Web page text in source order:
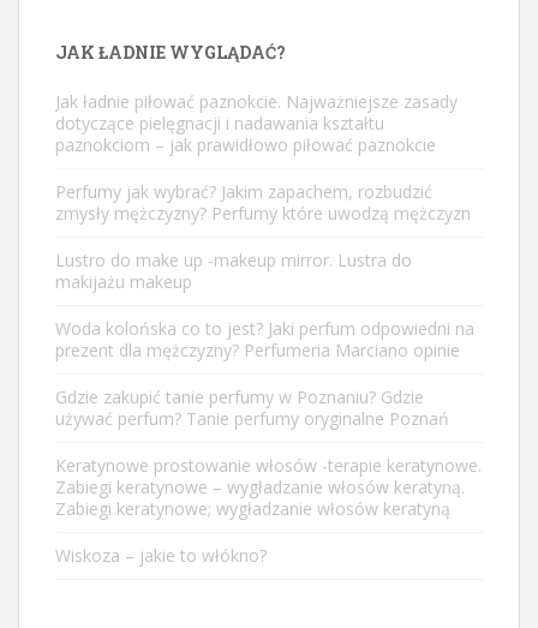
JAK ŁADNIE WYGLĄDAĆ?
Jak ładnie piłować paznokcie. Najważniejsze zasady
dotyczące pielęgnacji i nadawania kształtu
paznokciom – jak prawidłowo piłować paznokcie
Perfumy jak wybrać? Jakim zapachem, rozbudzić
zmysły mężczyzny? Perfumy które uwodzą mężczyzn
Lustro do make up -makeup mirror. Lustra do
makijażu makeup
Woda kolońska co to jest? Jaki perfum odpowiedni na
prezent dla mężczyzny? Perfumeria Marciano opinie
Gdzie zakupić tanie perfumy w Poznaniu? Gdzie
używać perfum? Tanie perfumy oryginalne Poznań
Keratynowe prostowanie włosów -terapie keratynowe.
Zabiegi keratynowe – wygładzanie włosów keratyną.
Zabiegi keratynowe; wygładzanie włosów keratyną
Wiskoza – jakie to włókno?